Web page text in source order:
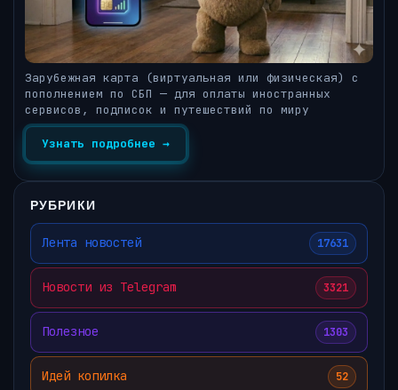
Зарубежная карта (виртуальная или физическая) с
пополнением по СБП — для оплаты иностранных
сервисов, подписок и путешествий по миру
Узнать подробнее →
РУБРИКИ
Лента новостей 17631
Новости из Telegram 3321
Полезное 1303
Идей копилка 52